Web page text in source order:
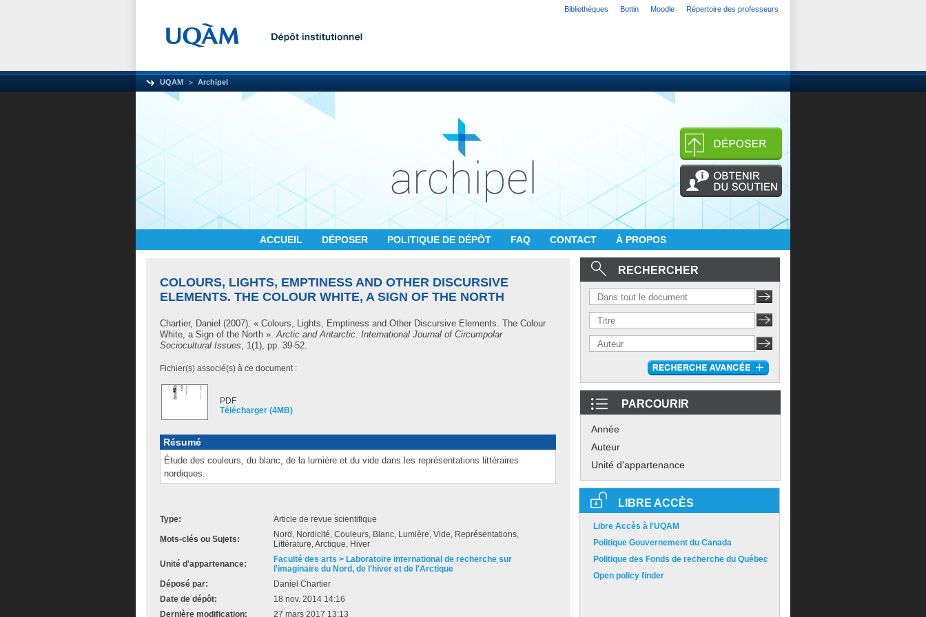
Bibliothèques Bottin Moodle Répertoire des professeurs
UQAM Archipel
ACCUEIL DÉPOSER POLITIQUE DE DÉPÔT FAQ CONTACT À PROPOS
COLOURS, LIGHTS, EMPTINESS AND OTHER DISCURSIVE
ELEMENTS. THE COLOUR WHITE, A SIGN OF THE NORTH
Chartier, Daniel (2007). « Colours, Lights, Emptiness and Other Discursive Elements. The Colour
White, a Sign of the North ».Arctic and Antarctic. International Journal of Circumpolar
Sociocultural Issues, 1(1), pp. 39-52.
Fichier(s) associé(s) à ce document :
PDF
Télécharger (4MB)
Résumé
Étude des couleurs, du blanc, de la lumière et du vide dans les représentations littéraires
nordiques.
Type: Article de revue scientifique
Mots-clés ou Sujets:
Nord, Nordicité, Couleurs, Blanc, Lumière, Vide, Représentations,
Littérature, Arctique, Hiver
Unité d'appartenance:
Faculté des arts > Laboratoire international de recherche sur
l'imaginaire du Nord, de l'hiver et de l'Arctique
Déposé par:
Daniel Chartier
Date de dépôt:
18 nov. 2014 14:16
Dernière modification:
27 mars 2017 13:13
RECHERCHER
PARCOURIR
Année
Auteur
Unité d'appartenance
LIBRE ACCÈS
Libre Accès à l'UQAM
Politique Gouvernement du Canada
Politique des Fonds de recherche du Québec
Open policy finder